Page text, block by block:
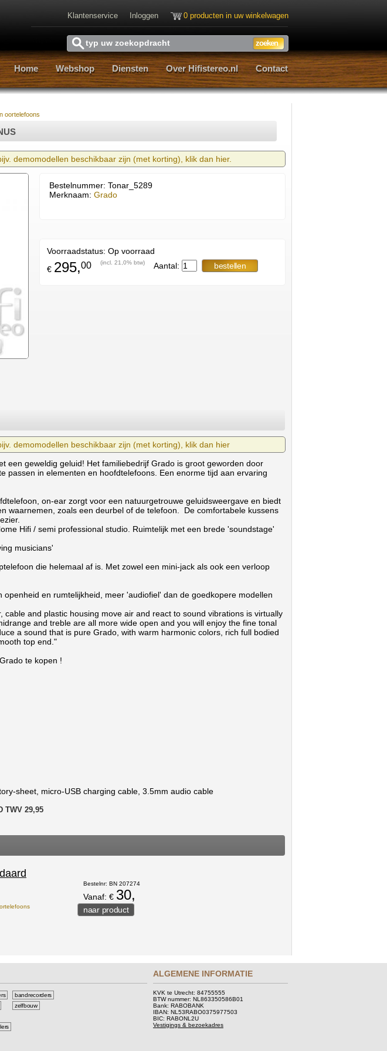
Klantenservice Inloggen 0 producten in uw winkelwagen
Home Webshop Diensten Over Hifistereo.nl Contact
Home Webshop Diensten Over Hifistereo.nl Contact
oortelefoons
demomodellen beschikbaar zijn (met korting), klik dan hier.
Bestelnummer: Tonar_5289
Merknaam: Grado
Voorraadstatus: Op voorraad
€ 295,00 (incl. 21,0% btw) Aantal:
demomodellen beschikbaar zijn (met korting), klik dan hier
een geweldig geluid! Het familiebedrijf Grado is groot geworden door
passen in elementen en hoofdtelefoons. Een enorme tijd aan ervaring
on-ear zorgt voor een natuurgetrouwe geluidsweergave en biedt
waarnemen, zoals een deurbel of de telefoon. De comfortabele kussens
Hifi / semi professional studio. Ruimtelijk met een brede 'soundstage'
musicians'
die helemaal af is. Met zowel een mini-jack als ook een verloop
en rumtelijkheid, meer 'audiofiel' dan de goedkopere modellen
cable and plastic housing move air and react to sound vibrations is virtually
and treble are all more wide open and you will enjoy the fine tonal
a sound that is pure Grado, with warm harmonic colors, rich full bodied
top end."
te kopen !
sheet, micro-USB charging cable, 3.5mm audio cable
TWV 29,95
Bestelnr: BN 207274
Vanaf: € 30,
bandrecorders
zelfbouw
ALGEMENE INFORMATIE
KVK te Utrecht: 84755555
BTW nummer: NL863350586B01
Bank: RABOBANK
IBAN: NL53RABO0375977503
BIC: RABONL2U
Vestigings & bezoekadres